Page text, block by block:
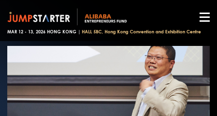
MAR 12 - 13, 2026 HONG KONG | HALL 5BC, Hong Kong Convention and Exhibition Centre